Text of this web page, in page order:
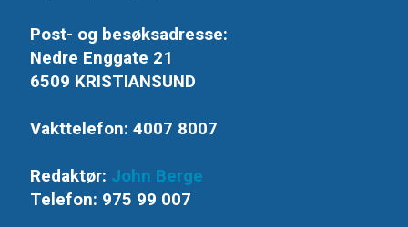
Post- og besøksadresse:
Nedre Enggate 21
6509 KRISTIANSUND
Vakttelefon: 4007 8007
Redaktør: John Berge
Telefon: 975 99 007